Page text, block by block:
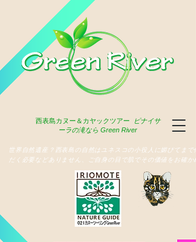
西表島カヌー＆カヤックツアー
ピナイサ
ーラの滝なら Green River
世界自然遺産？西表島の自然はユネスコの小役人に媚びてまで
だく必要などありません、ご自身の目で肌でその価値をお確か